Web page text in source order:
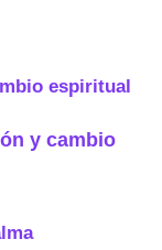
y cambio